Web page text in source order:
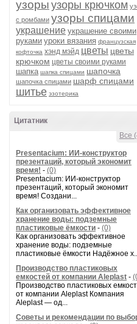
узоры узоры крючком
с ромбами узоры спицами
украшение украшение своими
руками уроки вязания французская
кофточка хэнд мэйд цветы цветы
крючком цветы своими руками
шапка шапка спицами шапочка
шапочка спицами шарф спицами
шитье эзотерика
Цитатник
Все
Presentacium: ИИ‑конструктор
презентаций, который экономит
время! - (0)
Presentacium: ИИ‑конструктор
презентаций, который экономит
время! Создани...
Как организовать эффективное
хранение воды: подземные
пластиковые ёмкости - (0)
Как организовать эффективное
хранение воды: подземные
пластиковые ёмкости Надёжное
Производство пластиковых
емкостей от компании Aleplast -
Производство пластиковых
от компании Aleplast Компания
Aleplast — од...
Советы и рекомендации по